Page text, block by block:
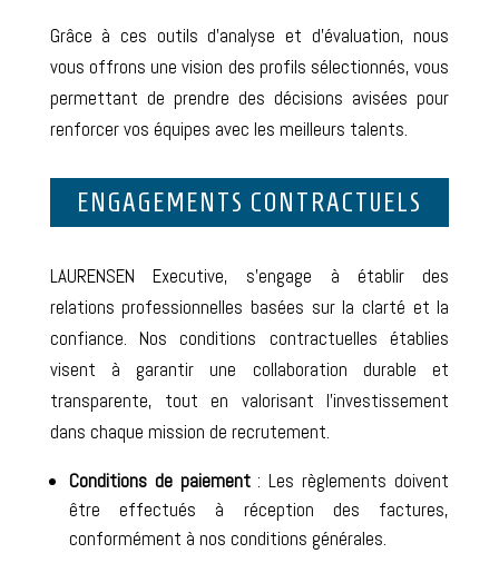
Grâce à ces outils d’analyse et d’évaluation, nous
vous offrons une vision des profils sélectionnés, vous
permettant de prendre des décisions avisées pour
renforcer vos équipes avec les meilleurs talents.
ENGAGEMENTS CONTRACTUELS
LAURENSEN Executive, s’engage à établir des
relations professionnelles basées sur la clarté et la
confiance. Nos conditions contractuelles établies
visent à garantir une collaboration durable et
transparente, tout en valorisant l’investissement
dans chaque mission de recrutement.
Conditions de paiement: Les règlements doivent
être effectués à réception des factures,
conformément à nos conditions générales.